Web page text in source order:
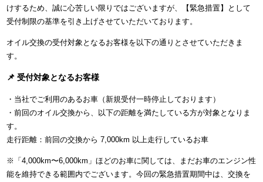
けするため、誠に心苦しい限りではございますが、【緊急措置】として
受付制限の基準を引き上げさせていただいております。
オイル交換の受付対象となるお客様を以下の通りとさせていただきま
す。
📌 受付対象となるお客様
・当社でご利用のあるお車（新規受付一時停止しております）
・前回のオイル交換から、以下の距離を満たしている方が対象となりま
す。
走行距離：前回の交換から 7,000km 以上走行しているお車
※「4,000km〜6,000km」ほどのお車に関しては、まだお車のエンジン性
能を維持できる範囲内でございます。今回の緊急措置期間中は、交換を